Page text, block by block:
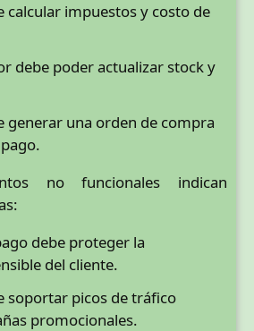
calcular impuestos y costo de
debe poder actualizar stock y
generar una orden de compra
no funcionales indican
debe proteger la
del cliente.
soportar picos de tráfico
promocionales.